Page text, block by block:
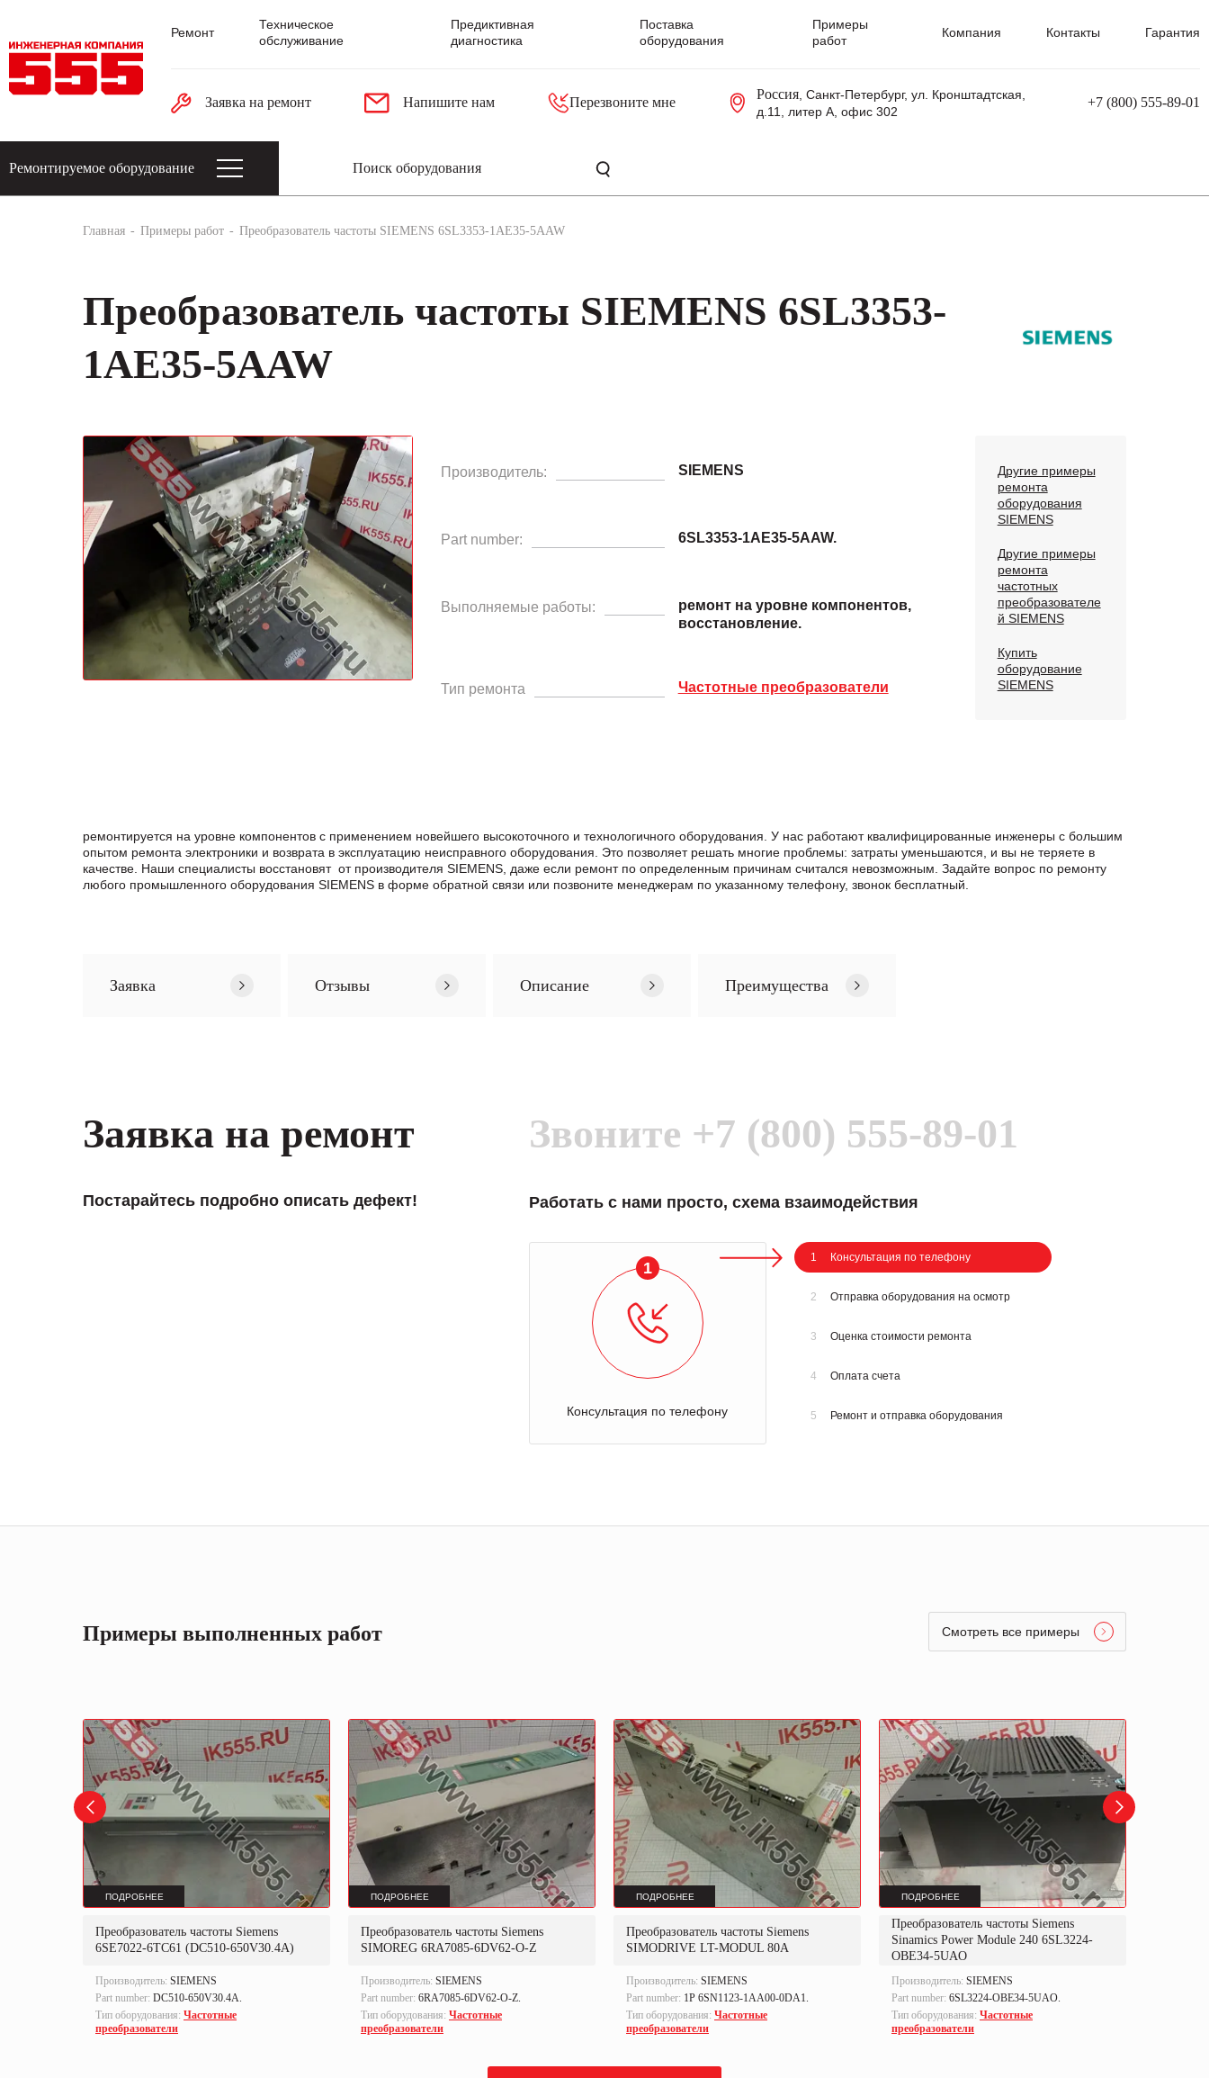
Ремонт
Техническое
обслуживание
Предиктивная
диагностика
Поставка
оборудования
Примеры
работ
Компания Контакты Гарантия
Заявка на ремонт Напишите нам Перезвоните мне
Россия, Санкт-Петербург, ул. Кронштадтская,
д.11, литер А, офис 302
+7 (800) 555-89-01
Ремонтируемое оборудование
Главная Примеры работ Преобразователь частоты SIEMENS 6SL3353-1AE35-5AAW
Преобразователь частоты SIEMENS 6SL3353-
1AE35-5AAW
Производитель: SIEMENS
Part number: 6SL3353-1AE35-5AAW.
Выполняемые работы:
ремонт на уровне компонентов,
восстановление.
Тип ремонта Частотные преобразователи
Другие примеры
ремонта
оборудования
SIEMENS
Другие примеры
ремонта
частотных
преобразователе
й SIEMENS
Купить
оборудование
SIEMENS
ремонтируется на уровне компонентов с применением новейшего высокоточного и технологичного оборудования. У нас работают квалифицированные инженеры с большим
опытом ремонта электроники и возврата в эксплуатацию неисправного оборудования. Это позволяет решать многие проблемы: затраты уменьшаются, и вы не теряете в
качестве. Наши специалисты восстановят от производителя SIEMENS, даже если ремонт по определенным причинам считался невозможным. Задайте вопрос по ремонту
любого промышленного оборудования SIEMENS в формe обратной связи или позвоните менеджерам по указанному телефону, звонок бесплатный.
Заявка Отзывы Описание Преимущества
Заявка на ремонт
Постарайтесь подробно описать дефект!
Звоните +7 (800) 555-89-01
Работать с нами просто, схема взаимодействия
1
Консультация по телефону
1 Консультация по телефону
2 Отправка оборудования на осмотр
3 Оценка стоимости ремонта
4 Оплата счета
5 Ремонт и отправка оборудования
Примеры выполненных работ Смотреть все примеры
ПОДРОБНЕЕ
Преобразователь частоты Siemens
6SE7022-6TC61 (DC510-650V30.4A)
Производитель: SIEMENS
Part number: DC510-650V30.4A.
Тип оборудования: Частотные
преобразователи
ПОДРОБНЕЕ
Преобразователь частоты Siemens
SIMOREG 6RA7085-6DV62-O-Z
Производитель: SIEMENS
Part number: 6RA7085-6DV62-O-Z.
Тип оборудования: Частотные
преобразователи
ПОДРОБНЕЕ
Преобразователь частоты Siemens
SIMODRIVE LT-MODUL 80A
Производитель: SIEMENS
Part number: 1P 6SN1123-1AA00-0DA1.
Тип оборудования: Частотные
преобразователи
ПОДРОБНЕЕ
Преобразователь частоты Siemens
Sinamics Power Module 240 6SL3224-
OBE34-5UAO
Производитель: SIEMENS
Part number: 6SL3224-OBE34-5UAO.
Тип оборудования: Частотные
преобразователи